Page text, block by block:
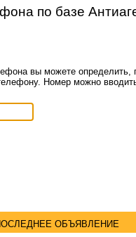
по базе
вы можете определить,
Номер можно
ОБЪЯВЛЕНИЕ